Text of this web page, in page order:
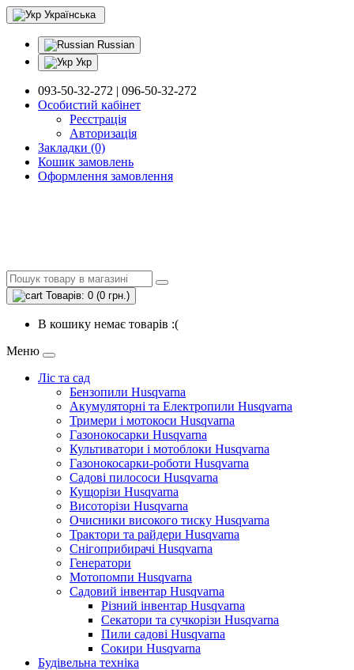
Українська
Russian
Укр
093-50-32-272 | 096-50-32-272
Особистий кабінет
Реєстрація
Авторизація
Закладки (0)
Кошик замовлень
Оформлення замовлення
Товарів: 0 (0 грн.)
В кошику немає товарів :(
Меню
Ліс та сад
Бензопили Husqvarna
Акумуляторні та Електропили Husqvarna
Тримери і мотокоси Husqvarna
Газонокосарки Husqvarna
Культиватори і мотоблоки Husqvarna
Газонокосарки-роботи Husqvarna
Садові пилососи Husqvarna
Кущорізи Husqvarna
Висоторізи Husqvarna
Очисники високого тиску Husqvarna
Трактори та райдери Husqvarna
Снігоприбирачі Husqvarna
Генератори
Мотопомпи Husqvarna
Садовий інвентар Husqvarna
Різний інвентар Husqvarna
Секатори та сучкорізи Husqvarna
Пили садові Husqvarna
Сокири Husqvarna
Будівельна техніка